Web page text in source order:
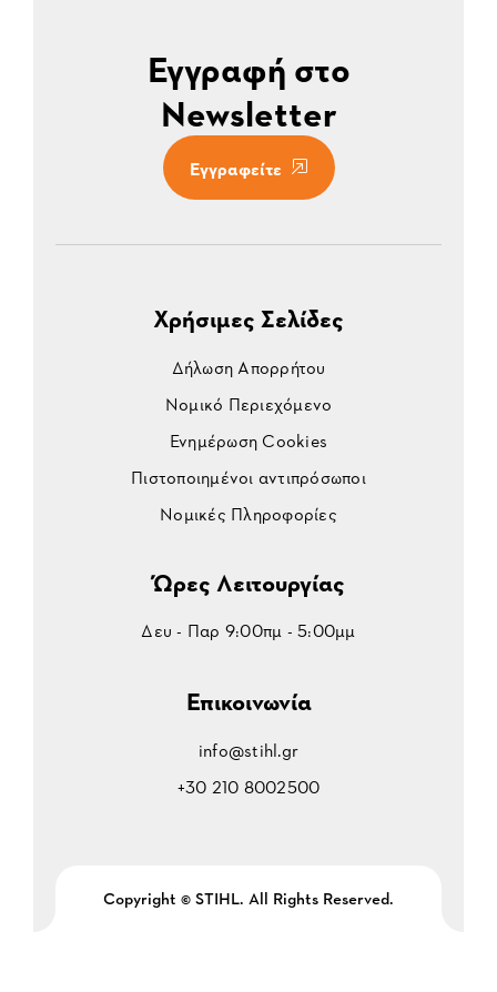
Εγγραφή στο
Newsletter
Εγγραφείτε
Χρήσιμες Σελίδες
Δήλωση Απορρήτου
Νομικό Περιεχόμενο
Ενημέρωση Cookies
Πιστοποιημένοι αντιπρόσωποι
Νομικές Πληροφορίες
Ώρες Λειτουργίας
Δευ - Παρ 9:00πμ - 5:00μμ
Επικοινωνία
info@stihl.gr
+30 210 8002500
Copyright © STIHL. All Rights Reserved.